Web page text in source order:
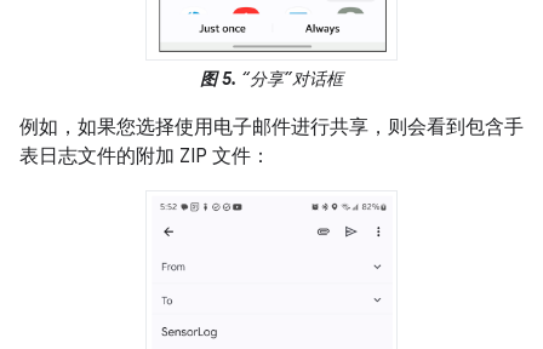
图 5. “分享”对话框
例如，如果您选择使用电子邮件进行共享，则会看到包含手
表日志文件的附加 ZIP 文件：